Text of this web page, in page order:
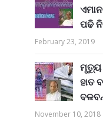
ପଢି
February 23, 2019
ମୃତ୍ୟୁ
ହାତ
November 10, 2018